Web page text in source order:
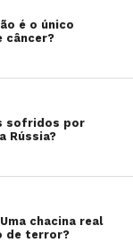
é o único
câncer?
sofridos por
Rússia?
chacina real
de terror?